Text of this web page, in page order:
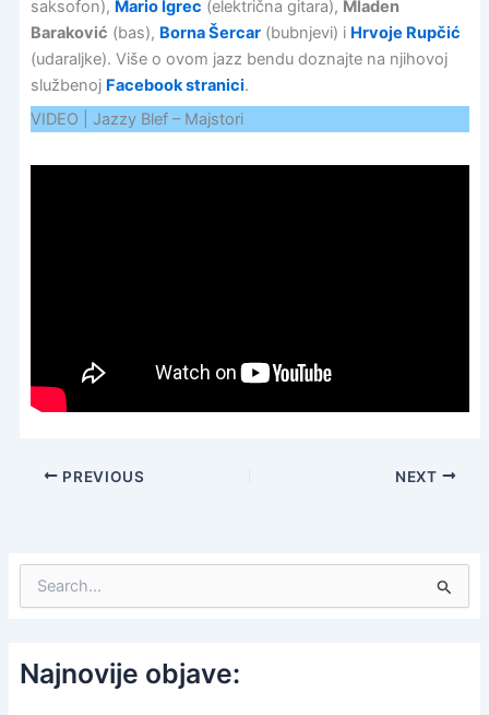
saksofon), Mario Igrec (električna gitara), Mladen
Baraković (bas), Borna Šercar(bubnjevi) i Hrvoje Rupčić
(udaraljke). Više o ovom jazz bendu doznajte na njihovoj
službenoj Facebook stranici.
VIDEO | Jazzy Blef – Majstori
PREVIOUS NEXT
c
hNajnovije objave: